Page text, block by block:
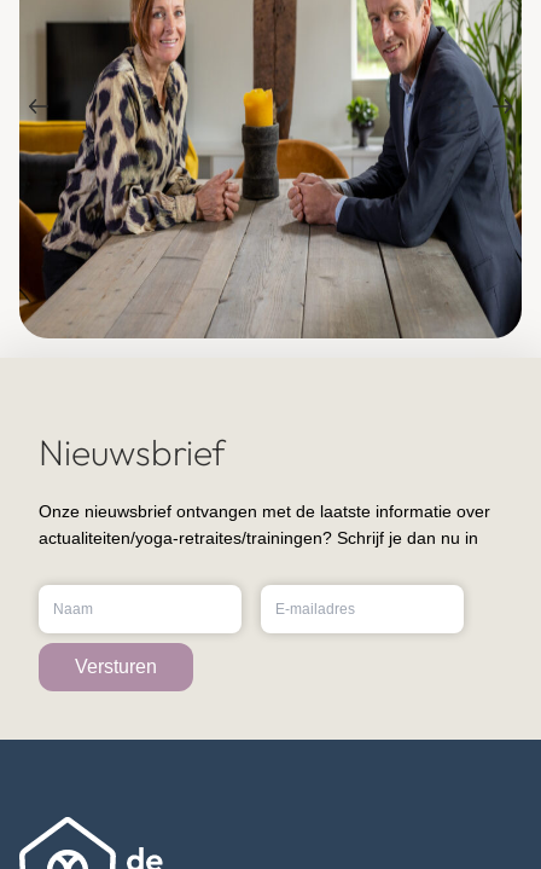
Nieuwsbrief
Onze nieuwsbrief ontvangen met de laatste informatie over
actualiteiten/yoga-retraites/trainingen? Schrijf je dan nu in